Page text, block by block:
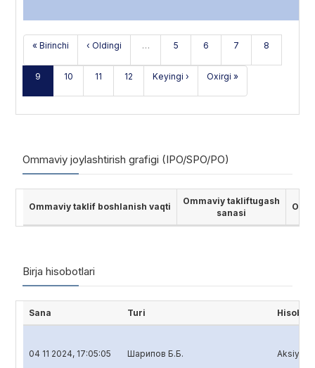
« Birinchi ‹ Oldingi … 5 6 7 8
9 10 11 12 Keyingi › Oxirgi »
Ommaviy joylashtirish grafigi (IPO/SPO/PO)
Ommaviy taklif boshlanish vaqti
Ommaviy takliftugash
sanasi
Birja hisobotlari
Sana Turi Hisobot
04 11 2024, 17:05:05 Шарипов Б.Б.